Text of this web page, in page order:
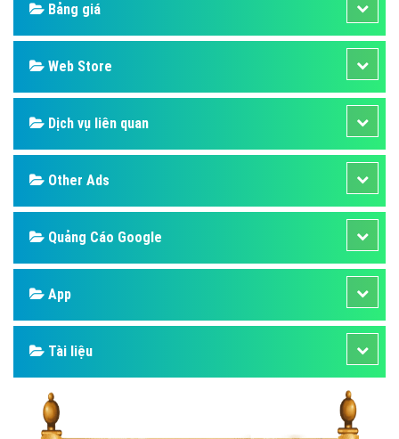
Bảng giá
Web Store
Dịch vụ liên quan
Other Ads
Quảng Cáo Google
App
Tài liệu